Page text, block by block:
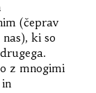
(čeprav
ki so
z mnogimi